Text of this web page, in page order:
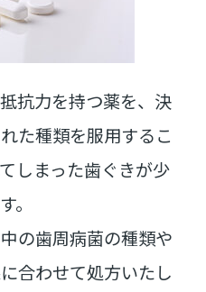
抗力を持つ薬を、決
た種類を服用するこ
しまった歯ぐきが少
。
の歯周病菌の種類や
合わせて処方いたし